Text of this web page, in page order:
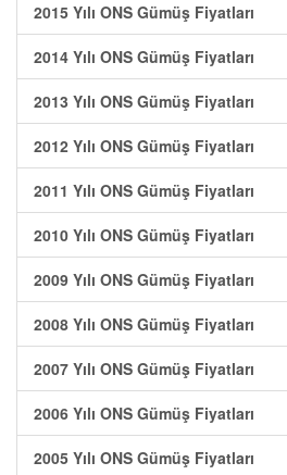
2015 Yılı ONS Gümüş Fiyatları
2014 Yılı ONS Gümüş Fiyatları
2013 Yılı ONS Gümüş Fiyatları
2012 Yılı ONS Gümüş Fiyatları
2011 Yılı ONS Gümüş Fiyatları
2010 Yılı ONS Gümüş Fiyatları
2009 Yılı ONS Gümüş Fiyatları
2008 Yılı ONS Gümüş Fiyatları
2007 Yılı ONS Gümüş Fiyatları
2006 Yılı ONS Gümüş Fiyatları
2005 Yılı ONS Gümüş Fiyatları